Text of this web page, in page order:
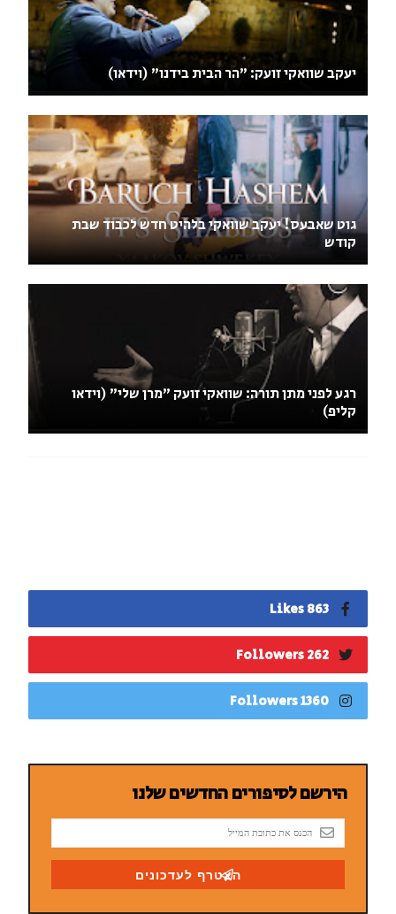
​יעקב שוואקי זועק: "הר הבית בידנו" (וידאו)
גוט שאבעס! יעקב שוואקי בלהיט חדש לכבוד שבת
קודש
רגע לפני מתן תורה: שוואקי זועק "מרן שלי" (וידאו
קליפ)
863 Likes
262 Followers
1360 Followers